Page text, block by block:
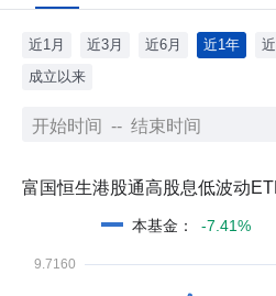
近1月 近3月 近6月 近1年
成立以来
富国恒生港股通高股息低波动
本基金 ： -7.41%